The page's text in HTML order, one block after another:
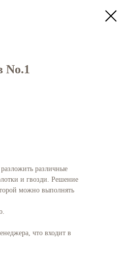
Nо.1
различные
и гвозди. Решение
можно выполнять
что входит в